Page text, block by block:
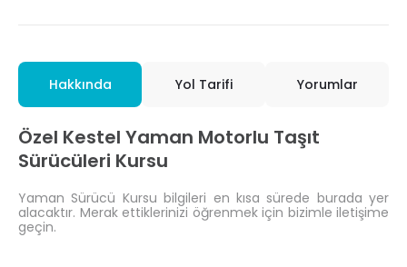
Hakkında Yol Tarifi Yorumlar
Özel Kestel Yaman Motorlu Taşıt
Sürücüleri Kursu
Yaman Sürücü Kursu bilgileri en kısa sürede burada yer
alacaktır. Merak ettiklerinizi öğrenmek için bizimle iletişime
geçin.